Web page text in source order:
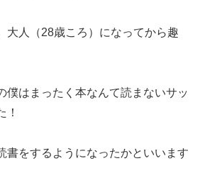
大人（28歳ころ）になってから趣
僕はまったく本なんて読まないサッ
！
書をするようになったかといいます